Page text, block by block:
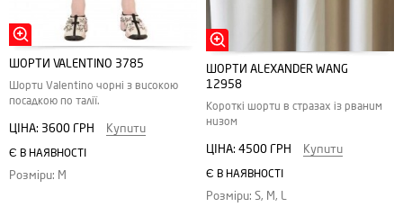
ШОРТИ VALENTINO 3785
Шорти Valentino чорні з високою
посадкою по талії.
ЦІНА: 3600 ГРН Купити
Є В НАЯВНОСТІ
Розміри: M
ШОРТИ ALEXANDER WANG
12958
Короткі шорти в стразах із рваним
низом
ЦІНА: 4500 ГРН Купити
Є В НАЯВНОСТІ
Розміри: S, M, L